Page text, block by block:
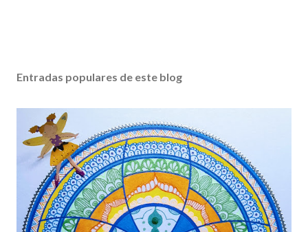
b
m
Entradas populares de este blog